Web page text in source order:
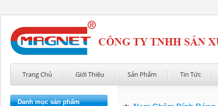
Trang Chủ Giới Thiệu Sản Phẩm Tin Tức
Danh mục sản phẩm